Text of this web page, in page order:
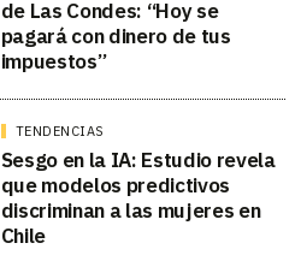
de Las Condes: “Hoy se
pagará con dinero de tus
impuestos”
TENDENCIAS
Sesgo en la IA: Estudio revela
que modelos predictivos
discriminan a las mujeres en
Chile